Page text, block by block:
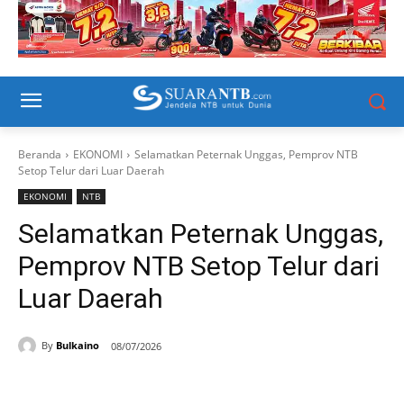
Beranda EKONOMI
Selamatkan Peternak Unggas, Pemprov NTB
Setop Telur dari Luar Daerah
EKONOMI NTB
Selamatkan Peternak Unggas,
Pemprov NTB Setop Telur dari
Luar Daerah
By Bulkaino 08/07/2026